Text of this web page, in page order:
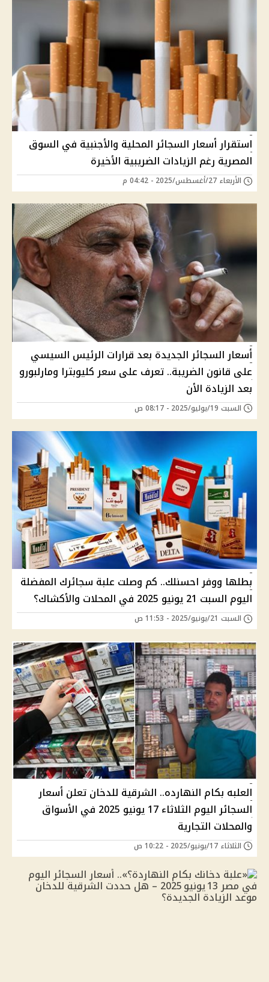
استقرار أسعار السجائر المحلية والأجنبية في السوق
المصرية رغم الزيادات الضريبية الأخيرة
الأربعاء 27/أغسطس/2025 - 04:42 م
أسعار السجائر الجديدة بعد قرارات الرئيس السيسي
على قانون الضريبة.. تعرف على سعر كليوبترا ومارلبورو
بعد الزيادة الأن
السبت 19/يوليو/2025 - 08:17 ص
بطلها ووفر احسنلك.. كم وصلت علبة سجائرك المفضلة
اليوم السبت 21 يونيو 2025 في المحلات والأكشاك؟
السبت 21/يونيو/2025 - 11:53 ص
العلبه بكام النهارده.. الشرقية للدخان تعلن أسعار
السجائر اليوم الثلاثاء 17 يونيو 2025 في الأسواق
والمحلات التجارية
الثلاثاء 17/يونيو/2025 - 10:22 ص